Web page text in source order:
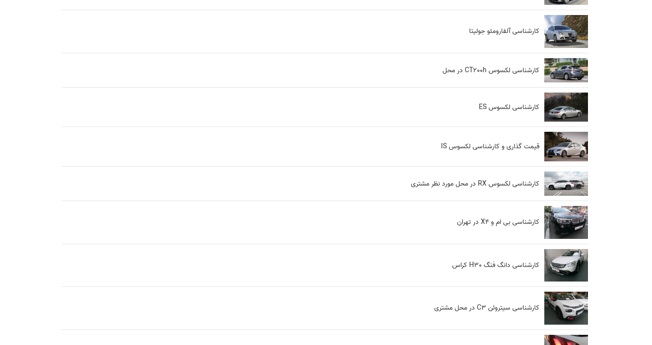
کارشناسی آلفارومئو جولیتا
کارشناسی لکسوس CT200h در محل
کارشناسی لکسوس ES
قیمت گذاری و کارشناسی لکسوس IS
کارشناسی لکسوس RX در محل مورد نظر مشتری
کارشناسی بی ام و X4 در تهران
کارشناسی دانگ فنگ H30 کراس
کارشناسی سیتروئن C3 در محل مشتری